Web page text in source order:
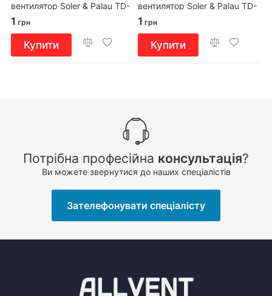
вентилятор Soler & Palau TD-
800/200 Silent
1 грн
Купити
вентилятор Soler & Palau TD-
500/150-160 Silent T
1 грн
Купити
Потрібна професійна консультація?
Ви можете звернутися до наших спеціалістів
Зателефонувати спеціалісту